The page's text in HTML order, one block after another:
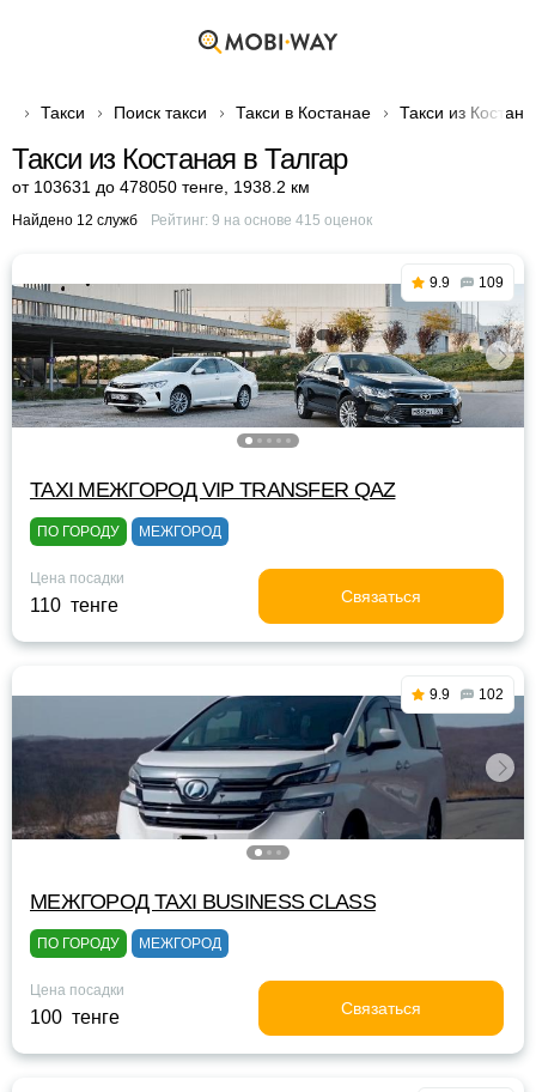
Такси Поиск такси Такси в Костанае Такси из
Такси из Костаная в Талгар
от 103631 до 478050 тенге 1938.2 км
Найдено 12 служб Рейтинг: 9 на основе 415 оценок
9.9 109
TAXI МЕЖГОРОД VIP TRANSFER QАZ
ПО ГОРОДУ МЕЖГОРОД
Цена посадки
110 тенге Связаться
9.9 102
МЕЖГОРОД TAXI BUSINESS CLASS
ПО ГОРОДУ МЕЖГОРОД
Цена посадки
100 тенге Связаться